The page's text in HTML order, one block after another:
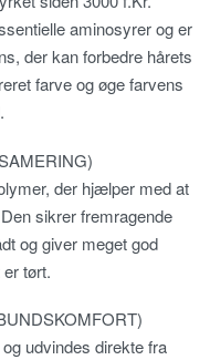
aminosyrer og er
der kan forbedre hårets
farve og øge farvens
der hjælper med at
sikrer fremragende
og giver meget god
tørt.
udvindes direkte fra